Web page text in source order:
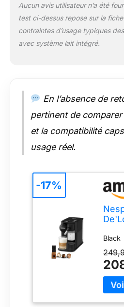
Aucun avis utilisateur n’a été
test ci-dessus repose sur la
contraintes d’usage typiques
avec système lait intégré.
En l’absence de
pertinent de
et la compatibilité
usage réel.
Noir,
Kit
et
Black
-17%